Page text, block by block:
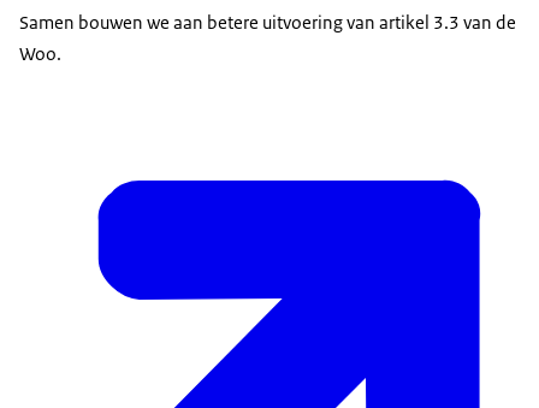
Samen bouwen we aan betere uitvoering van artikel 3.3 van de
Woo.